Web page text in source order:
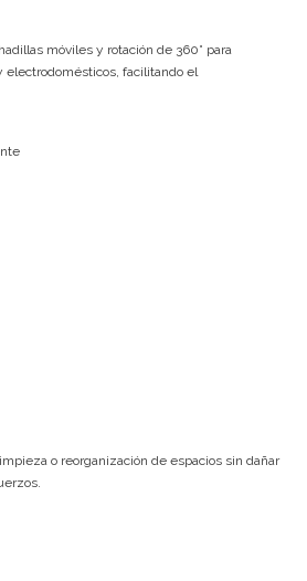
móviles y rotación de 360° para
electrodomésticos, facilitando el
o reorganización de espacios sin dañar